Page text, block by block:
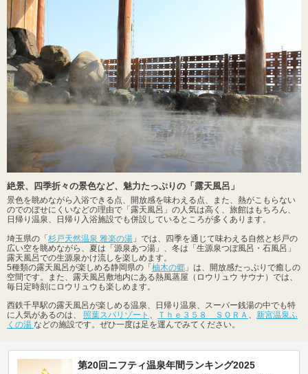
絶景、四季折々の景色など、魅力たっぷりの「露天風呂」
景色を眺めながら入浴できる点、開放感を味わえる点、また、熱がこもらない
のでのぼせにくいなどの理由で「露天風呂」の人気は高く、旅館はもちろん、
日帰り温泉、日帰り入浴施設でも併設しているところが多くあります。
埼玉県の「 杉戸天然温泉 雅楽の湯 」では、四季を通じて味わえる自然と杉戸の
広い空を眺めながら、夏は「源泉あつ湯」、冬は「生源泉つぼ風呂・石風呂」
露天風呂での生源泉かけ流しを楽しめます。
5種類の露天風呂が楽しめる静岡県の「 柚木の郷 」は、開放感たっぷりで癒しの
空間です。また、露天風呂敷地内にある熱風蒸屋（ロウリュウ サウナ）では、
毎日定時刻にロウリュウも楽しめます。
西鉄千早駅の露天風呂が楽しめる温泉、日帰り温泉、スーパー銭湯の中でも特
に人気があるのは、 照葉スパリゾート 、 Ｔｈｅ３５８ ＳＯＲＡ 、 新宮温泉ふ
くの湯 などの施設です。ぜひ一度は足を運んでみてください。
第20回ニフティ温泉年間ランキング2025